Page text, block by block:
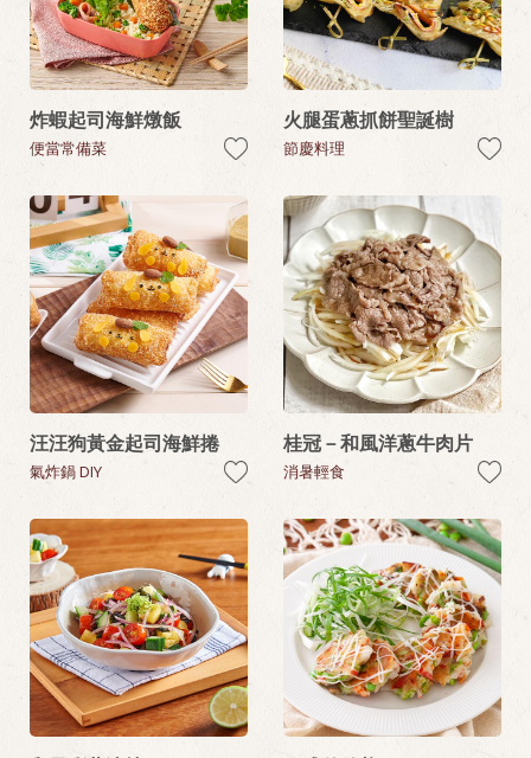
炸蝦起司海鮮燉飯
便當常備菜
火腿蛋蔥抓餅聖誕樹
節慶料理
汪汪狗黃金起司海鮮捲
氣炸鍋 DIY
桂冠－和風洋蔥牛肉片
消暑輕食